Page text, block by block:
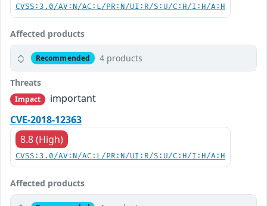
CVSS:3.0/AV:N/AC:L/PR:N/UI:R/S:U/C:H/I:H/A:H
Affected products
Recommended 4 products
Threats
Impact
important
CVE-2018-12363
8.8 (High)
CVSS:3.0/AV:N/AC:L/PR:N/UI:R/S:U/C:H/I:H/A:H
Affected products